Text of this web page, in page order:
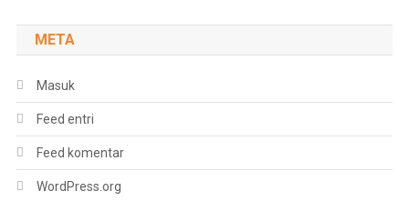
META
Masuk
Feed entri
Feed komentar
WordPress.org